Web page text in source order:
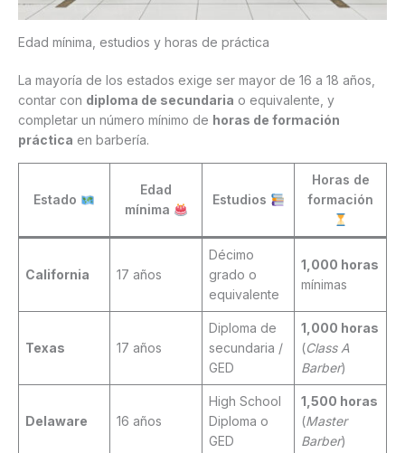
Edad mínima, estudios y horas de práctica
La mayoría de los estados exige ser mayor de 16 a 18 años,
contar con diploma de secundaria o equivalente, y
completar un número mínimo de horas de formación
práctica en barbería.
Estado
Edad
mínima
Estudios
Horas de
formación
California 17 años
Décimo
grado o
equivalente
1,000 horas
mínimas
Texas 17 años
Diploma de
secundaria /
GED
1,000 horas
(Class A
Barber)
Delaware 16 años
High School
Diploma o
GED
1,500 horas
(Master
Barber)